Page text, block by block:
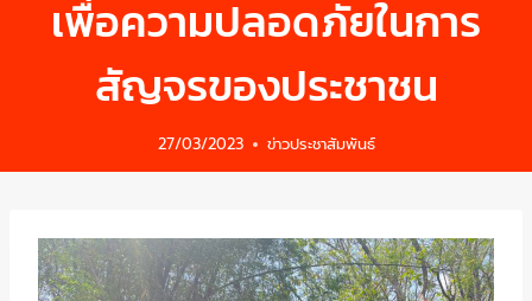
เพื่อความปลอดภัยในการ
สัญจรของประชาชน
27/03/2023 ข่าวประชาสัมพันธ์